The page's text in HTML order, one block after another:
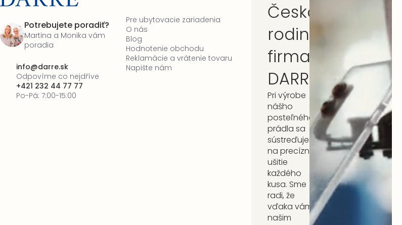
Potrebujete poradiť?
Martina a Monika vám
poradia
info@darre.sk
Odpovíme co nejdříve
+421 232 44 77 77
Po-Pá: 7:00-15:00
Pre ubytovacie zariadenia
O nás
Blog
Hodnotenie obchodu
Reklamácie a vrátenie tovaru
Napište nám
Česká
rodinná
firma
DARRÉ
Pri výrobe
nášho
posteľného
prádla sa
sústreďujeme
na precízne
ušitie
každého
kusa. Sme
radi, že
vďaka vám,
našim